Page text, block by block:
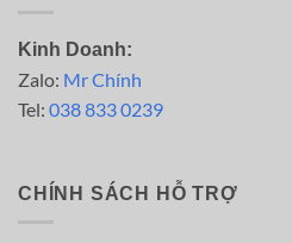
Kinh Doanh:
Zalo: Mr Chính
Tel: 038 833 0239
CHÍNH SÁCH HỖ TRỢ